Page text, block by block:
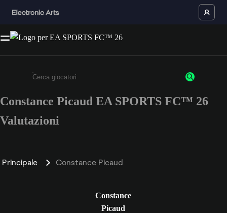
Inserisci un minimo di 3 caratteri o numeri.
Constance Picaud EA SPORTS FC™ 26
Valutazioni
Principale Constance Picaud
Constance
Picaud